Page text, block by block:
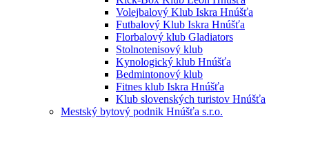
Volejbalový Klub Iskra Hnúšťa
Futbalový Klub Iskra Hnúšťa
Florbalový klub Gladiators
Stolnotenisový klub
Kynologický klub Hnúšťa
Bedmintonový klub
Fitnes klub Iskra Hnúšťa
Klub slovenských turistov Hnúšťa
Mestský bytový podnik Hnúšťa s.r.o.